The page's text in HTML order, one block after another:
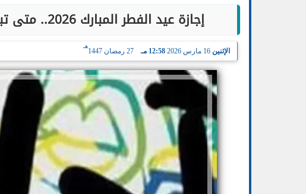
إجازة عيد الفطر المبارك 2026.. متى تبدأ ومتى تنتهي وموعد عودة المدارس
الإثنين 16 مارس 2026 12:58 مـ 27 رمضان 1447
هـ